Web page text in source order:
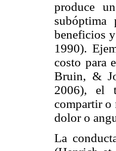
produce
beneficios
1990).
costo para
Bruin, &
2006), el
compartir o
dolor o
La